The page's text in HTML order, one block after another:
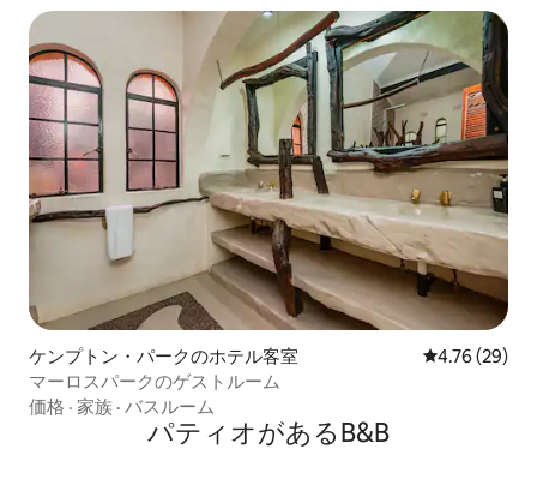
ケンプトン・パークのホテル客室 レビュー29
4.76 (29)
マーロスパークのゲストルーム
価格 · 家族 · バスルーム
パティオがあるB&B